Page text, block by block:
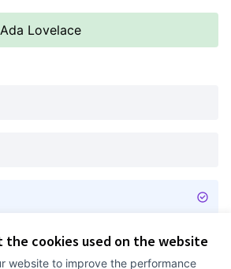
cookies used on the website
website to improve the performance
Lovelace